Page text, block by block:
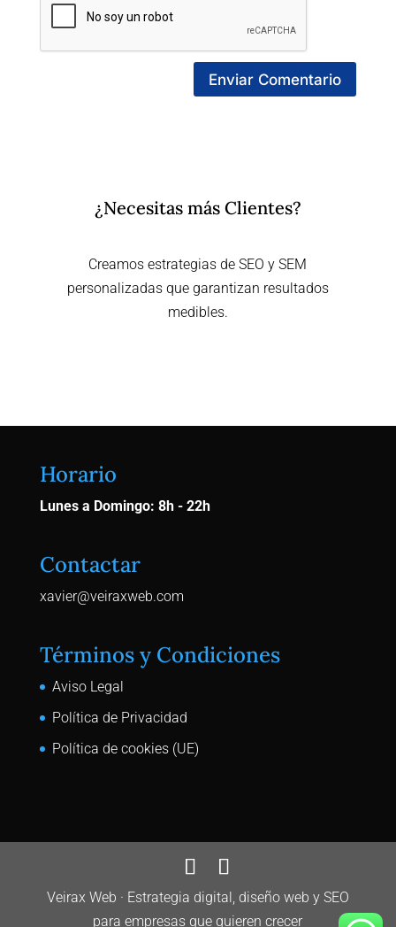
¿Necesitas más Clientes?
Creamos estrategias de SEO y SEM
personalizadas que garantizan resultados
medibles.
Horario
Lunes a Domingo: 8h - 22h
Contactar
xavier@veiraxweb.com
Términos y Condiciones
Aviso Legal
Política de Privacidad
Política de cookies (UE)
Veirax Web · Estrategia digital, diseño web y SEO
para empresas que quieren crecer